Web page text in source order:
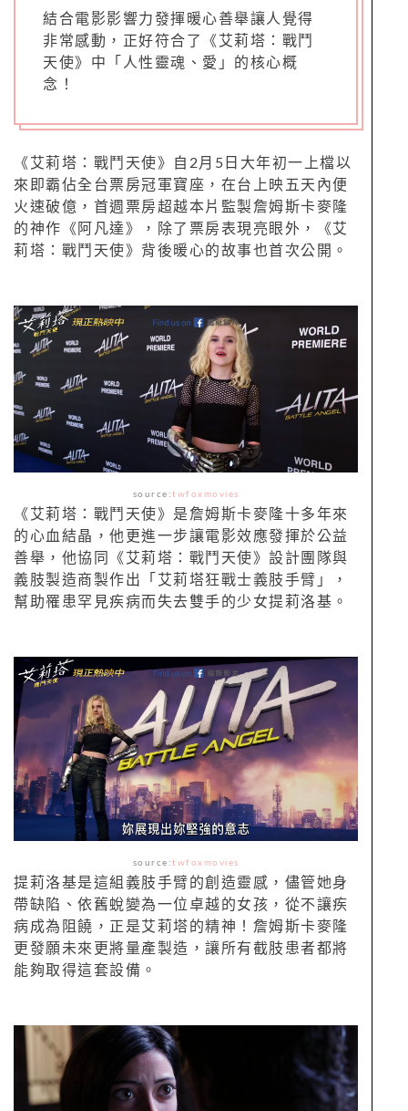
結合電影影響力發揮暖心善舉讓人覺得
非常感動，正好符合了《艾莉塔：戰鬥
天使》中「人性靈魂、愛」的核心概
念！
《艾莉塔：戰鬥天使》自2月5日大年初一上檔以
來即霸佔全台票房冠軍寶座，在台上映五天內便
火速破億，首週票房超越本片監製詹姆斯卡麥隆
的神作《阿凡達》，除了票房表現亮眼外，《艾
莉塔：戰鬥天使》背後暖心的故事也首次公開。
source: twfoxmovies
《艾莉塔：戰鬥天使》是詹姆斯卡麥隆十多年來
的心血結晶，他更進一步讓電影效應發揮於公益
善舉，他協同《艾莉塔：戰鬥天使》設計團隊與
義肢製造商製作出「艾莉塔狂戰士義肢手臂」，
幫助罹患罕見疾病而失去雙手的少女提莉洛基。
source: twfoxmovies
提莉洛基是這組義肢手臂的創造靈感，儘管她身
帶缺陷、依舊蛻變為一位卓越的女孩，從不讓疾
病成為阻饒，正是艾莉塔的精神！詹姆斯卡麥隆
更發願未來更將量產製造，讓所有截肢患者都將
能夠取得這套設備。